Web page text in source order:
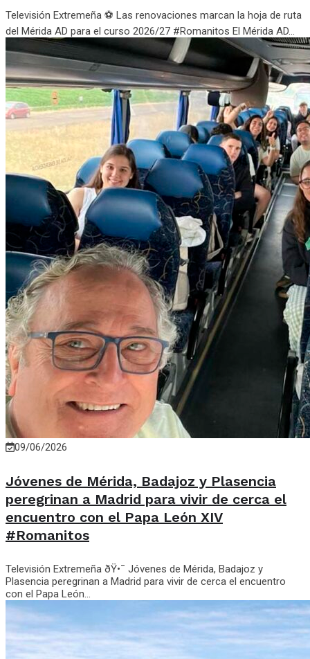
Televisión Extremeña ⚽ Las renovaciones marcan la hoja de ruta
del Mérida AD para el curso 2026/27 #Romanitos El Mérida AD...
09/06/2026
Jóvenes de Mérida, Badajoz y Plasencia
peregrinan a Madrid para vivir de cerca el
encuentro con el Papa León XIV
#Romanitos
Televisión Extremeña ðŸ•¯️ Jóvenes de Mérida, Badajoz y
Plasencia peregrinan a Madrid para vivir de cerca el encuentro
con el Papa León...